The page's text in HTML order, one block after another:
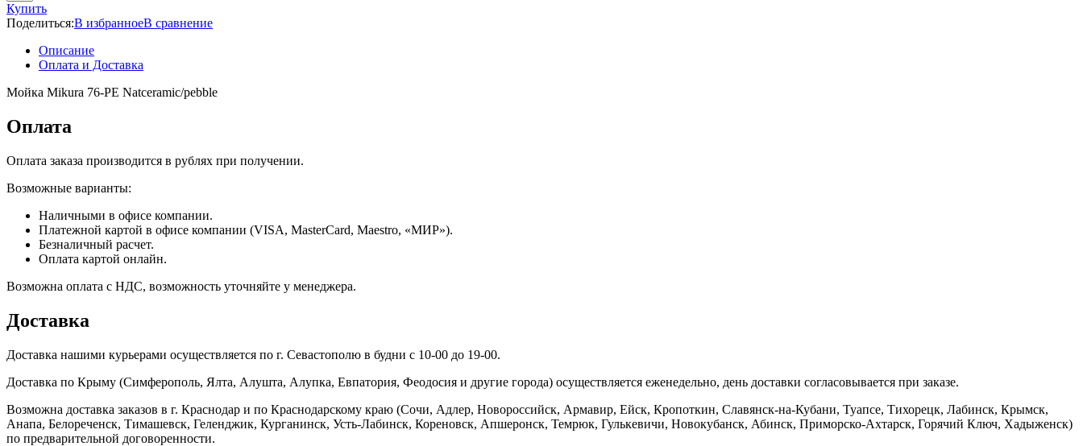
Купить
Поделиться:В избранноеВ сравнение
Описание
Оплата и Доставка
Мойка Mikura 76-PE Natceramic/pebble
Оплата
Оплата заказа производится в рублях при получении.
Возможные варианты:
Наличными в офисе компании.
Платежной картой в офисе компании (VISA, MasterCard, Maestro, «МИР»).
Безналичный расчет.
Оплата картой онлайн.
Возможна оплата с НДС, возможность уточняйте у менеджера.
Доставка
Доставка нашими курьерами осуществляется по г. Севастополю в будни с 10-00 до 19-00.
Доставка по Крыму (Симферополь, Ялта, Алушта, Алупка, Евпатория, Феодосия и другие города) осуществляется еженедельно, день доставки согласовывается при заказе.
Возможна доставка заказов в г. Краснодар и по Краснодарскому краю (Сочи, Адлер, Новороссийск, Армавир, Ейск, Кропоткин, Славянск-на-Кубани, Туапсе, Тихорецк, Лабинск, Крымск,
Анапа, Белореченск, Тимашевск, Геленджик, Курганинск, Усть-Лабинск, Кореновск, Апшеронск, Темрюк, Гулькевичи, Новокубанск, Абинск, Приморско-Ахтарск, Горячий Ключ, Хадыженск)
по предварительной договоренности.